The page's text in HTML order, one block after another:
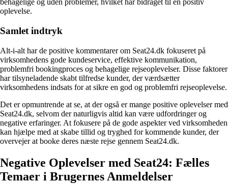
behagelige og uden problemer, hvilket har bidraget til en positiv
oplevelse.
Samlet indtryk
Alt-i-alt har de positive kommentarer om Seat24.dk fokuseret på
virksomhedens gode kundeservice, effektive kommunikation,
problemfri bookingproces og behagelige rejseoplevelser. Disse faktorer
har tilsyneladende skabt tilfredse kunder, der værdsætter
virksomhedens indsats for at sikre en god og problemfri rejseoplevelse.
Det er opmuntrende at se, at der også er mange positive oplevelser med
Seat24.dk, selvom der naturligvis altid kan være udfordringer og
negative erfaringer. At fokusere på de gode aspekter ved virksomheden
kan hjælpe med at skabe tillid og tryghed for kommende kunder, der
overvejer at booke deres næste rejse gennem Seat24.dk.
Negative Oplevelser med Seat24: Fælles
Temaer i Brugernes Anmeldelser